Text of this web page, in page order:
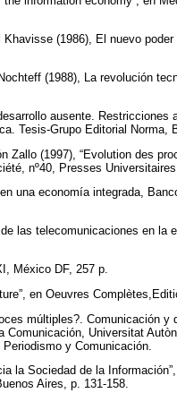
(1986), El nuevo
(1988), La revolución
ausente.
Tesis-Grupo Editorial Norma,
Zallo (1997), “Evolution des
nº40, Presses
una economía integrada,
las telecomunicaciones en la
México DF, 257 p.
en Oeuvres
múltiples?. Comunicación
Universitat
y Comunicación.
la Sociedad de la
Aires, p. 131-158.